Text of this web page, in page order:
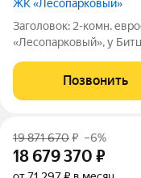
ЖК «Лесопарковый»
Заголовок: 2-комн.
«Лесопарковый», у
гостиная 18,8 м,
Окна на Битцевский парк,
Позвонить
19 871 670₽ –6%
18 679 370 ₽